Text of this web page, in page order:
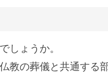
しょうか。
教の葬儀と共通する